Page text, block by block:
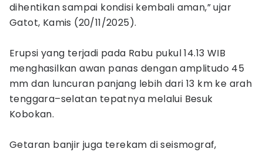
dihentikan sampai kondisi kembali aman,” ujar
Gatot, Kamis (20/11/2025).
Erupsi yang terjadi pada Rabu pukul 14.13 WIB
menghasilkan awan panas dengan amplitudo 45
mm dan luncuran panjang lebih dari 13 km ke arah
tenggara–selatan tepatnya melalui Besuk
Kobokan.
Getaran banjir juga terekam di seismograf,